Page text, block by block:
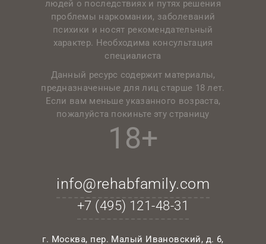
людей о последствиях и путях решения
проблемы наркомании, заболеваний
психики и носят рекомендательный
характер. Необходима консультация
специалиста
Данный ресурс содержит материалы,
предназначенные для лиц старше 18 лет.
Если вам меньше указанного возраста,
пожалуйста покиньте эту страницу
18+
info@rehabfamily.com
+7 (495) 121-48-31
г. Москва, пер. Малый Ивановский, д. 6,